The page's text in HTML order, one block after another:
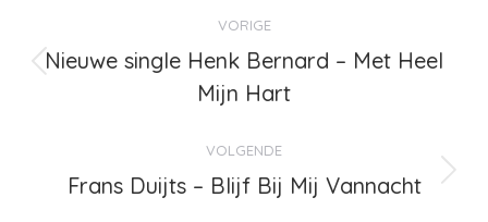
navigatie
VORIGE
Vorig
bericht
Nieuwe single Henk Bernard – Met Heel
Mijn Hart
VOLGENDE
Volgend
Frans Duijts – Blijf Bij Mij Vannacht